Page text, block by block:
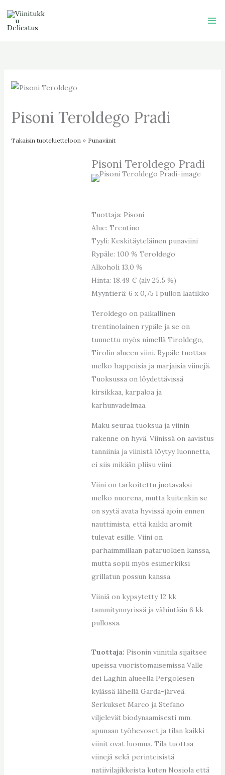
content
Pisoni Teroldego Pradi
Takaisin tuoteluetteloon Punaviinit
Pisoni Teroldego Pradi
Tuottaja: Pisoni
Alue: Trentino
Tyyli: Keskitäyteläinen punaviini
Rypäle: 100 % Teroldego
Alkoholi 13,0 %
Hinta: 18.49 € (alv 25.5 %)
Myyntierä: 6 x 0,75 l pullon laatikko
Teroldego on paikallinen
trentinolainen rypäle ja se on
tunnettu myös nimellä Tiroldego,
Tirolin alueen viini. Rypäle tuottaa
melko happoisia ja marjaisia viinejä.
Tuoksussa on löydettävissä
kirsikkaa, karpaloa ja
karhunvadelmaa.
Maku seuraa tuoksua ja viinin
rakenne on hyvä. Viinissä on aavistus
tanniinia ja viinistä löytyy luonnetta,
ei siis mikään pliisu viini.
Viini on tarkoitettu juotavaksi
melko nuorena, mutta kuitenkin se
on syytä avata hyvissä ajoin ennen
nauttimista, että kaikki aromit
tulevat esille. Viini on
parhaimmillaan pataruokien kanssa,
mutta sopii myös esimerkiksi
grillatun possun kanssa.
Viiniä on kypsytetty 12 kk
tammitynnyrissä ja vähintään 6 kk
pullossa.
Tuottaja: Pisonin viinitila sijaitsee
upeissa vuoristomaisemissa Valle
dei Laghin alueella Pergolesen
kylässä lähellä Garda-järveä.
Serkukset Marco ja Stefano
viljelevät biodynaamisesti mm.
apunaan työhevoset ja tilan kaikki
viinit ovat luomua. Tila tuottaa
viinejä sekä perinteisistä
natiivilajikkeista kuten Nosiola että